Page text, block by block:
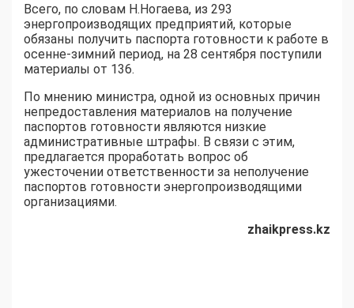
Всего, по словам Н.Ногаева, из 293
энергопроизводящих предприятий, которые
обязаны получить паспорта готовности к работе в
осенне-зимний период, на 28 сентября поступили
материалы от 136.
По мнению министра, одной из основных причин
непредоставления материалов на получение
паспортов готовности являются низкие
административные штрафы. В связи с этим,
предлагается проработать вопрос об
ужесточении ответственности за неполучение
паспортов готовности энергопроизводящими
организациями.
zhaikpress.kz